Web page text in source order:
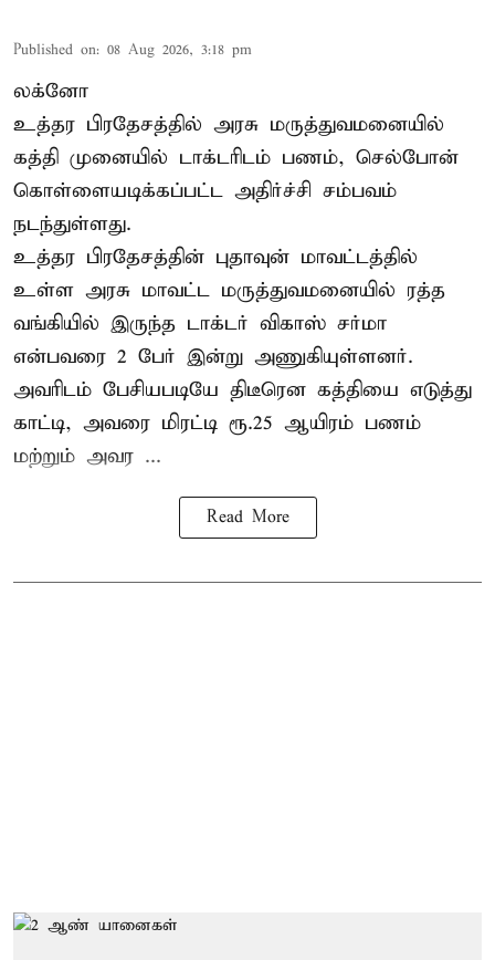
Published on: 08 Aug 2026, 3:18 pm
லக்னோ
உத்தர பிரதேசத்தில் அரசு மருத்துவமனையில்
கத்தி முனையில் டாக்டரிடம் பணம், செல்போன்
கொள்ளையடிக்கப்பட்ட அதிர்ச்சி சம்பவம்
நடந்துள்ளது.
உத்தர பிரதேசத்தின் புதாவுன் மாவட்டத்தில்
உள்ள அரசு மாவட்ட மருத்துவமனையில் ரத்த
வங்கியில் இருந்த டாக்டர் விகாஸ் சர்மா
என்பவரை 2 பேர் இன்று அணுகியுள்ளனர்.
அவரிடம் பேசியபடியே திடீரென கத்தியை எடுத்து
காட்டி, அவரை மிரட்டி ரூ.25 ஆயிரம் பணம்
மற்றும் அவர ...
Read More